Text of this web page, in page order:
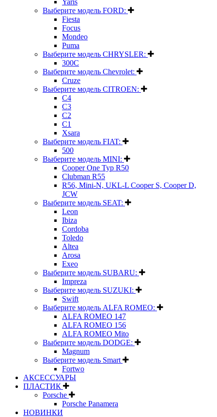
Yaris
Выберите модель FORD:
Fiesta
Focus
Mondeo
Puma
Выберите модель CHRYSLER:
300C
Выберите модель Chevrolet:
Cruze
Выберите модель CITROEN:
C4
C3
C2
C1
Xsara
Выберите модель FIAT:
500
Выберите модель MINI:
Cooper One Typ R50
Clubman R55
R56, Mini-N, UKL-L Cooper S, Cooper D,
JCW
Выберите модель SEAT:
Leon
Ibiza
Cordoba
Toledo
Altea
Arosa
Exeo
Выберите модель SUBARU:
Impreza
Выберите модель SUZUKI:
Swift
Выберите модель ALFA ROMEO:
ALFA ROMEO 147
ALFA ROMEO 156
ALFA ROMEO Mito
Выберите модель DODGE:
Magnum
Выберите модель Smart
Fortwo
АКСЕССУАРЫ
ПЛАСТИК
Porsche
Porsche Panamera
НОВИНКИ